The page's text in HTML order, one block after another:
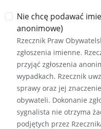
Nie chcę podawać
anonimowe)
Rzecznik Praw
zgłoszenia imienne.
przyjąć zgłoszenia
wypadkach. Rzecznik
sprawy oraz jej
obywateli. Dokonanie
sygnalista nie otrzyma
podjętych przez